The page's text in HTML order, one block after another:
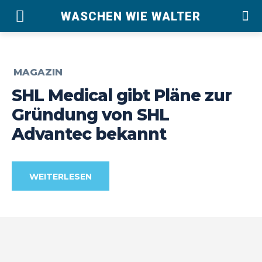
WASCHEN WIE WALTER
MAGAZIN
SHL Medical gibt Pläne zur
Gründung von SHL
Advantec bekannt
WEITERLESEN